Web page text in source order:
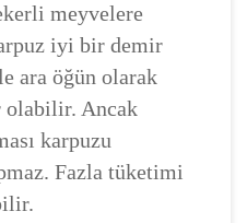
meyvelere
iyi bir demir
ara öğün olarak
olabilir. Ancak
karpuzu
Fazla tüketimi